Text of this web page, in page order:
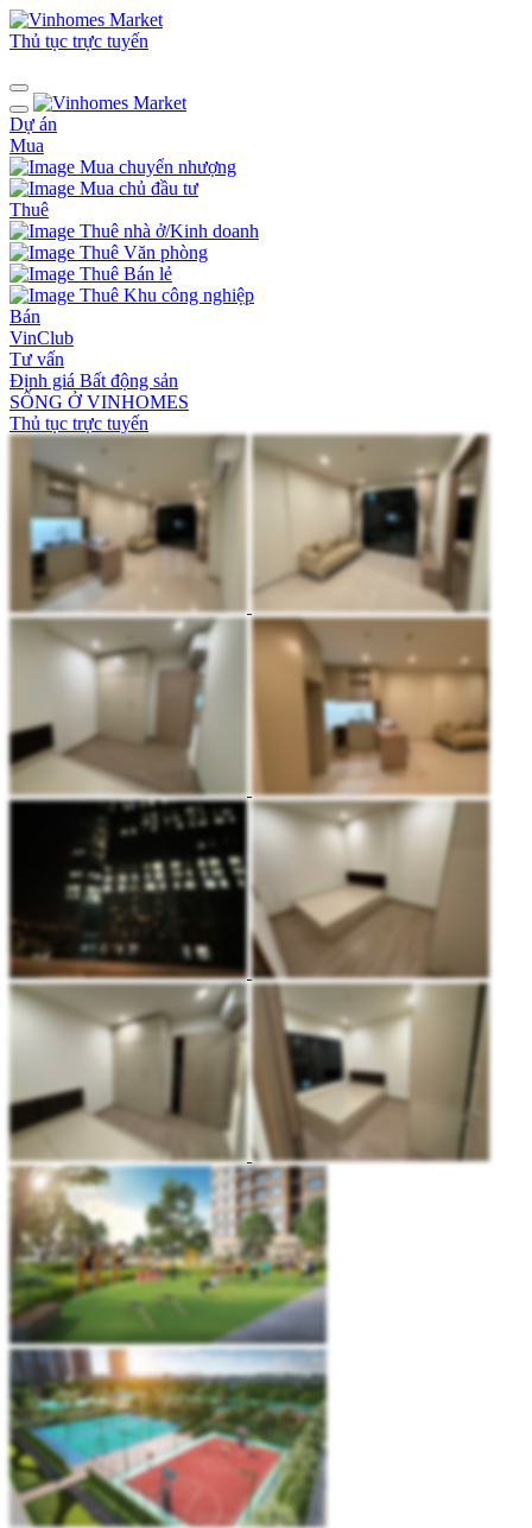
Thủ tục trực tuyến
Dự án
Mua
Mua chuyển nhượng
Mua chủ đầu tư
Thuê
Thuê nhà ở/Kinh doanh
Thuê Văn phòng
Thuê Bán lẻ
Thuê Khu công nghiệp
Bán
VinClub
Tư vấn
Định giá Bất động sản
SỐNG Ở VINHOMES
Thủ tục trực tuyến